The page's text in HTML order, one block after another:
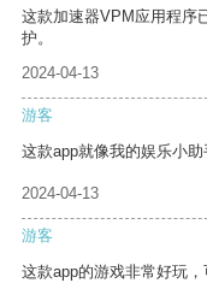
这款加速器VPM应用程序
护。
2024-04-13
游客
这款app就像我的娱乐小助
2024-04-13
游客
这款app的游戏非常好玩，